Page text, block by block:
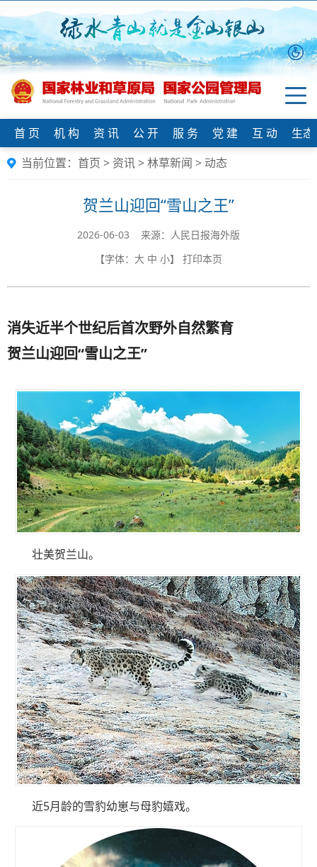
首 页 机 构 资 讯 公 开 服 务 党 建 互 动
生
当前位置： 首页 > 资讯>林草新闻 > 动态
贺兰山迎回“雪山之王”
2026-06-03 来源：人民日报海外版
【字体： 大 中 小】 打印本页
消失近半个世纪后首次野外自然繁育
贺兰山迎回“雪山之王”
壮美贺兰山。
近5月龄的雪豹幼崽与母豹嬉戏。